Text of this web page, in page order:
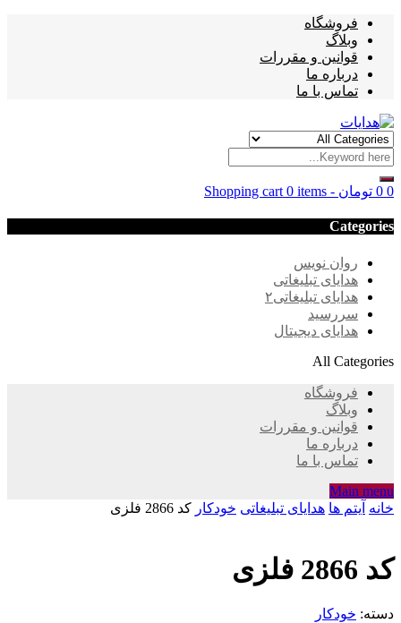
فروشگاه
وبلاگ
قوانین و مقررات
درباره ما
تماس با ما
Shopping cart 0 items - 0 تومان 0
Categories
روان نویس
هدایای تبلیغاتی
هدایای تبلیغاتی۲
سررسید
هدایای دیجیتال
All Categories
فروشگاه
وبلاگ
قوانین و مقررات
درباره ما
تماس با ما
Main menu
خانه آیتم ها هدایای تبلیغاتی خودکار کد 2866 فلزی
کد 2866 فلزی
دسته: خودکار